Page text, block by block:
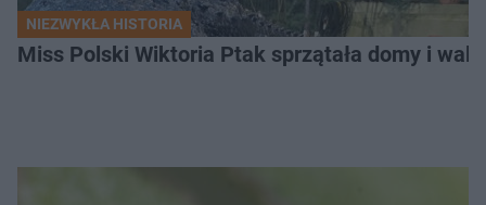
NIEZWYKŁA HISTORIA
Miss Polski Wiktoria Ptak sprzątała domy i